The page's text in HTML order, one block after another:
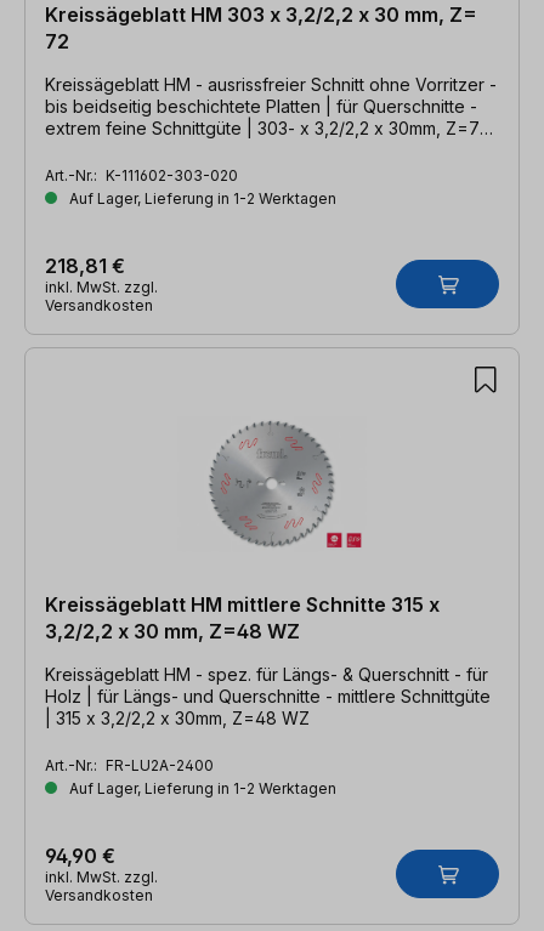
Kreissägeblatt HM 303 x 3,2/2,2 x 30 mm, Z=
72
Kreissägeblatt HM - ausrissfreier Schnitt ohne Vorritzer -
bis beidseitig beschichtete Platten | für Querschnitte -
extrem feine Schnittgüte | 303- x 3,2/2,2 x 30mm, Z=72
Art.-Nr.: K-111602-303-020
Auf Lager, Lieferung in 1-2 Werktagen
218,81 €
inkl. MwSt. zzgl.
Versandkosten
Kreissägeblatt HM mittlere Schnitte 315 x
3,2/2,2 x 30 mm, Z=48 WZ
Kreissägeblatt HM - spez. für Längs- & Querschnitt - für
Holz | für Längs- und Querschnitte - mittlere Schnittgüte
| 315 x 3,2/2,2 x 30mm, Z=48 WZ
Art.-Nr.: FR-LU2A-2400
Auf Lager, Lieferung in 1-2 Werktagen
94,90 €
inkl. MwSt. zzgl.
Versandkosten